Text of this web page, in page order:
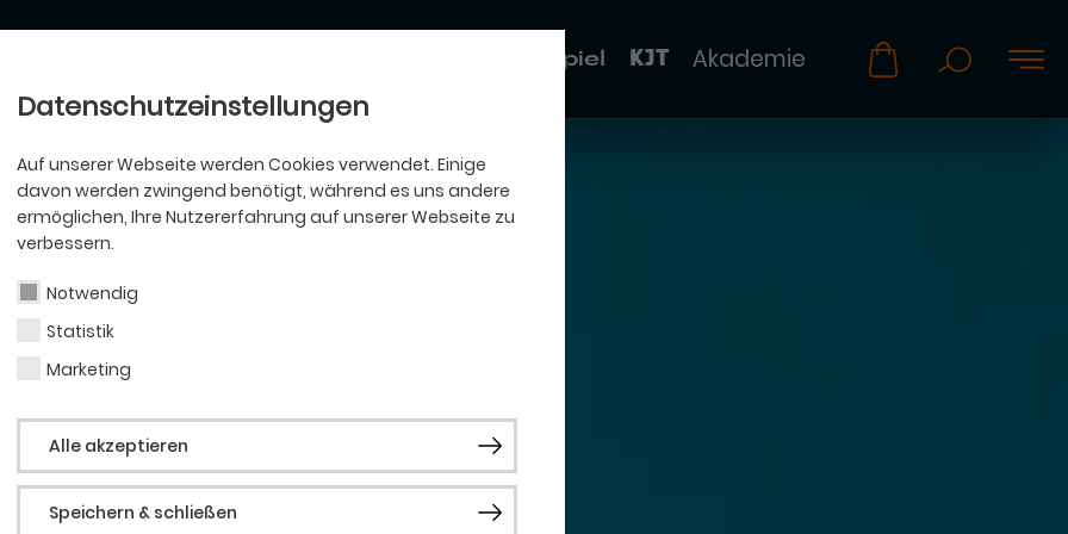
Datenschutzeinstellungen
Auf unserer Webseite werden Cookies verwendet. Einige
davon werden zwingend benötigt, während es uns andere
ermöglichen, Ihre Nutzererfahrung auf unserer Webseite zu
verbessern.
Notwendig
Statistik
Marketing
Alle akzeptieren
Speichern & schließen
Schauspiel KJT Akademie